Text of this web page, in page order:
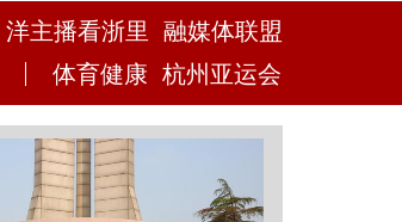
洋主播看浙里
融媒体联盟
体育健康 杭州亚运会